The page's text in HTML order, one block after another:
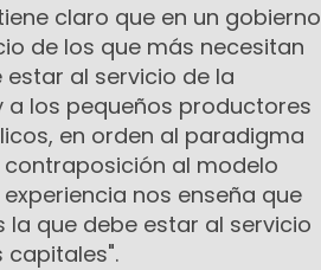
claro que en un gobierno
de los que más necesitan
al servicio de la
los pequeños productores
en orden al paradigma
contraposición al modelo
nos enseña que
que debe estar al servicio
capitales".